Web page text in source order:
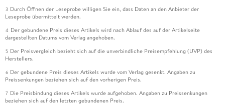
3 Durch Öffnen der Leseprobe willigen Sie ein, dass Daten an den Anbieter der
Leseprobe übermittelt werden.
4 Der gebundene Preis dieses Artikels wird nach Ablauf des auf der Artikelseite
dargestellten Datums vom Verlag angehoben.
5 Der Preisvergleich bezieht sich auf die unverbindliche Preisempfehlung (UVP) des
Herstellers.
6 Der gebundene Preis dieses Artikels wurde vom Verlag gesenkt. Angaben zu
Preissenkungen beziehen sich auf den vorherigen Preis.
7 Die Preisbindung dieses Artikels wurde aufgehoben. Angaben zu Preissenkungen
beziehen sich auf den letzten gebundenen Preis.